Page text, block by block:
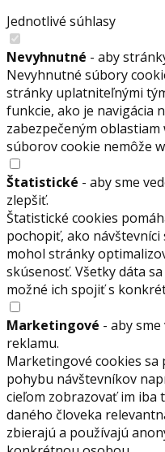
Jednotlivé súhlasy
Nevyhnutné - aby
Nevyhnutné súbory
stránky uplatniteľnými
funkcie, ako je navigácia
zabezpečeným
súborov cookie nemôže
Štatistické - aby sme
zlepšiť.
Štatistické cookies
pochopiť, ako
mohol stránky
skúsenosť. Všetky dáta
možné ich spojiť s
Marketingové - aby
reklamu.
Marketingové cookies sa
pohybu návštevníkov
cieľom zobrazovať im iba
daného človeka
zbierajú a používajú